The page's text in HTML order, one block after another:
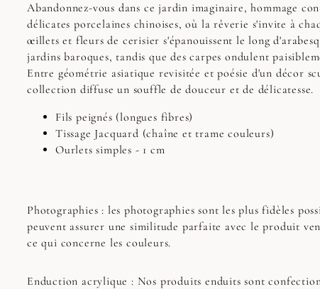
Abandonnez-vous dans ce jardin imaginaire, hommage
délicates porcelaines chinoises, où la rêverie s'invite à
œillets et fleurs de cerisier s'épanouissent le long
jardins baroques, tandis que des carpes ondulent
Entre géométrie asiatique revisitée et poésie d'un décor
collection diffuse un souffle de douceur et de délicatesse.
Fils peignés (longues fibres)
Tissage Jacquard (chaîne et trame couleurs)
Ourlets simples - 1 cm
Photographies : les photographies sont les plus fidèles
peuvent assurer une similitude parfaite avec le produit
ce qui concerne les couleurs.
Enduction acrylique : Nos produits enduits sont